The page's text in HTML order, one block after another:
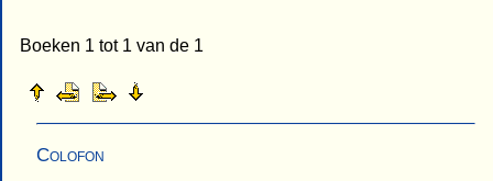
Boeken 1 tot 1 van de 1
Colofon